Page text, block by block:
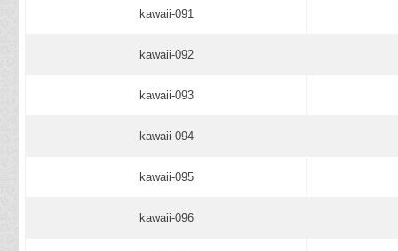
kawaii-091
kawaii-092
kawaii-093
kawaii-094
kawaii-095
kawaii-096